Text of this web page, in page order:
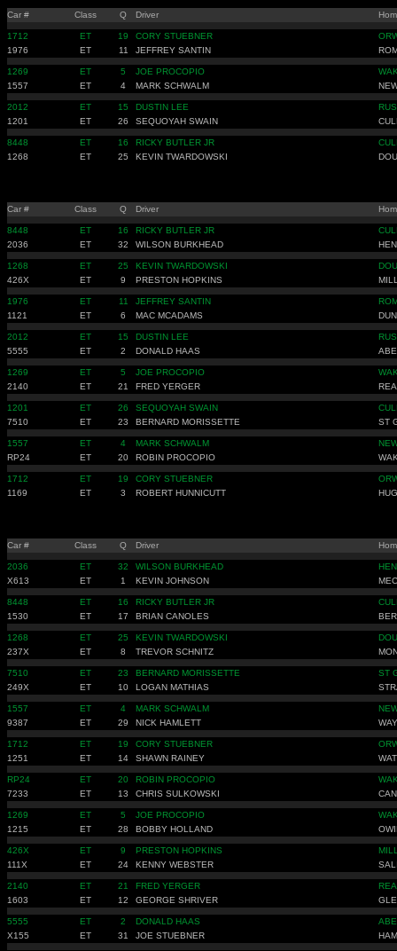
Car # Class Q Driver
1712 ET 19 CORY STUEBNER
1976
ET 11 JEFFREY SANTIN
1269 ET 5 JOE PROCOPIO
1557
ET 4 MARK SCHWALM
2012 ET 15 DUSTIN LEE
1201
ET 26 SEQUOYAH SWAIN
8448 ET 16 RICKY BUTLER JR
1268
ET 25 KEVIN TWARDOWSKI
Car # Class Q Driver
8448 ET 16 RICKY BUTLER JR
2036
ET 32 WILSON BURKHEAD
1268 ET 25 KEVIN TWARDOWSKI
426X
ET 9 PRESTON HOPKINS
1976 ET 11 JEFFREY SANTIN
1121
ET 6 MAC MCADAMS
2012 ET 15 DUSTIN LEE
5555
ET 2 DONALD HAAS
1269 ET 5 JOE PROCOPIO
2140
ET 21 FRED YERGER
1201 ET 26 SEQUOYAH SWAIN
7510
ET 23 BERNARD MORISSETTE ST
1557 ET 4 MARK SCHWALM
RP24
ET 20 ROBIN PROCOPIO
1712 ET 19 CORY STUEBNER
1169
ET 3 ROBERT HUNNICUTT
Car # Class Q Driver
2036 ET 32 WILSON BURKHEAD
X613
ET 1 KEVIN JOHNSON
8448 ET 16 RICKY BUTLER JR
1530
ET 17 BRIAN CANOLES
1268 ET 25 KEVIN TWARDOWSKI
237X
ET 8 TREVOR SCHNITZ
7510 ET 23 BERNARD MORISSETTE
ST
249X
ET 10 LOGAN MATHIAS
1557 ET 4 MARK SCHWALM
9387
ET 29 NICK HAMLETT
1712 ET 19 CORY STUEBNER
1251
ET 14 SHAWN RAINEY
RP24 ET 20 ROBIN PROCOPIO
7233
ET 13 CHRIS SULKOWSKI
1269 ET 5 JOE PROCOPIO
1215
ET 28 BOBBY HOLLAND
426X ET 9 PRESTON HOPKINS
111X
ET 24 KENNY WEBSTER
2140 ET 21 FRED YERGER
1603
ET 12 GEORGE SHRIVER
5555 ET 2 DONALD HAAS
X155
ET 31 JOE STUEBNER